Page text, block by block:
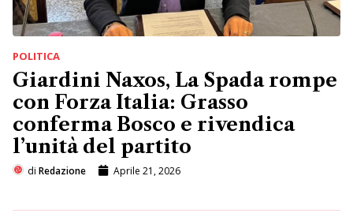
POLITICA
Giardini Naxos, La Spada rompe
con Forza Italia: Grasso
conferma Bosco e rivendica
l’unità del partito
di Redazione Aprile 21, 2026